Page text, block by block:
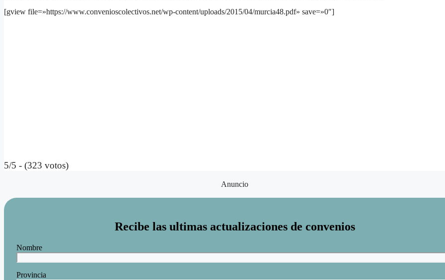
[gview file=»https://www.convenioscolectivos.net/wp-content/uploads/2015/04/murcia48.pdf» save=»0″]
5/5 - (323 votos)
Anuncio
Recibe las ultimas actualizaciones de convenios
Nombre
Provincia